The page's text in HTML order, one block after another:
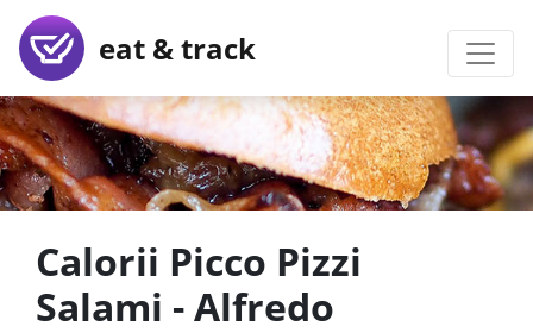
eat & track
Calorii Picco Pizzi
Salami - Alfredo